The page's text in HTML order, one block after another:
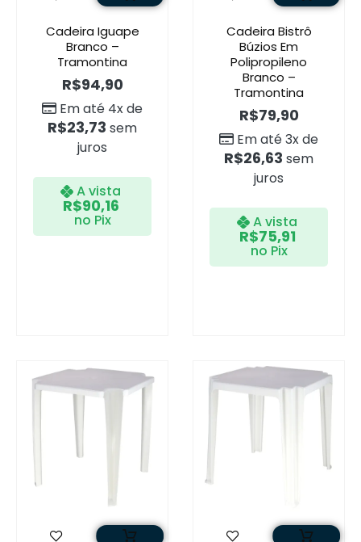
Cadeira Iguape
Branco –
Tramontina
R$94,90
Em até 4x de
R$23,73 sem
juros
A vista
R$90,16
no Pix
Cadeira Bistrô
Búzios Em
Polipropileno
Branco –
Tramontina
R$79,90
Em até 3x de
R$26,63 sem
juros
A vista
R$75,91
no Pix